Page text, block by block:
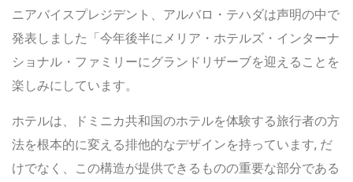
ニアバイスプレジデント、アルバロ・テハダは声明の中で
発表しました「今年後半にメリア・ホテルズ・インターナ
ショナル・ファミリーにグランドリザーブを迎えることを
楽しみにしています。
ホテルは、ドミニカ共和国のホテルを体験する旅行者の方
法を根本的に変える排他的なデザインを持っています, だ
けでなく、この構造が提供できるものの重要な部分である